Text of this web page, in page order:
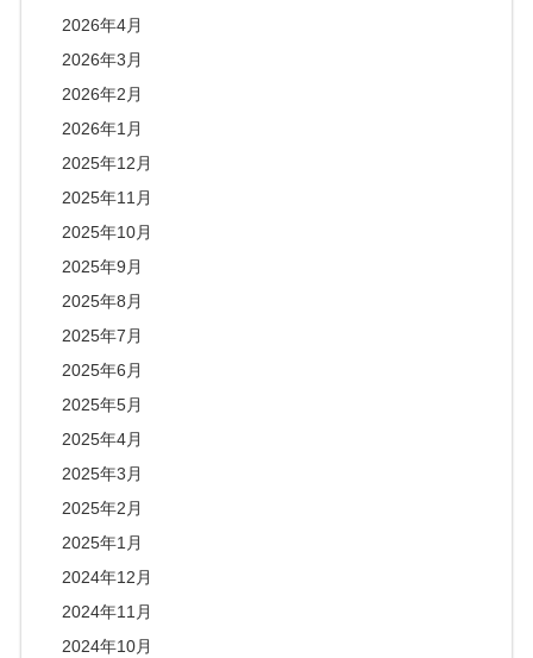
2026年4月
2026年3月
2026年2月
2026年1月
2025年12月
2025年11月
2025年10月
2025年9月
2025年8月
2025年7月
2025年6月
2025年5月
2025年4月
2025年3月
2025年2月
2025年1月
2024年12月
2024年11月
2024年10月